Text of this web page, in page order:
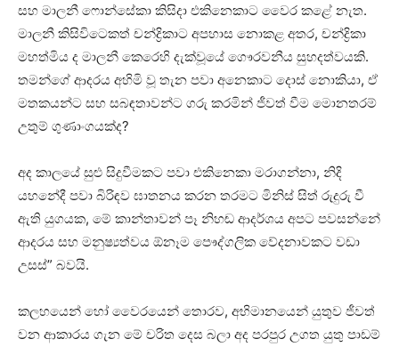
සහ මාලනී ෆොන්සේකා කිසිදා එකිනෙකාට වෛර කළේ නැත.
මාලනී කිසිවිටෙකත් චන්ද්‍රිකාට අපහාස නොකළ අතර, චන්ද්‍රිකා
මහත්මිය ද මාලනී කෙරෙහි දැක්වූයේ ගෞරවනීය සුහදත්වයකි.
තමන්ගේ ආදරය අහිමි වූ තැන පවා අනෙකාට දොස් නොකියා, ඒ
මතකයන්ට සහ සබඳතාවන්ට ගරු කරමින් ජීවත් වීම මොනතරම්
උතුම් ගුණාංගයක්ද?
අද කාලයේ සුළු සිදුවීමකට පවා එකිනෙකා මරාගන්නා, නිදි
යහනේදී පවා බිරිඳව ඝාතනය කරන තරමට මිනිස් සිත් රුදුරු වී
ඇති යුගයක, මේ කාන්තාවන් පෑ නිහඬ ආදර්ශය අපට පවසන්නේ
ආදරය සහ මනුෂ්‍යත්වය ඕනෑම පෞද්ගලික වේදනාවකට වඩා
උසස්” බවයි.
කලහයෙන් හෝ වෛරයෙන් තොරව, අභිමානයෙන් යුතුව ජීවත්
වන ආකාරය ගැන මේ චරිත දෙස බලා අද පරපුර උගත යුතු පාඩම්